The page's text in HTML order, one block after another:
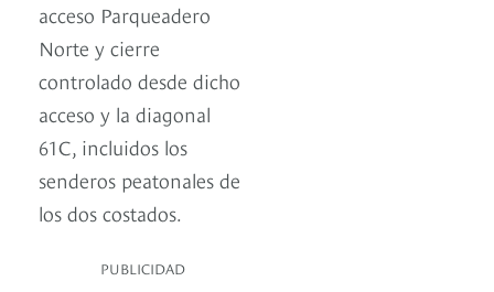
acceso Parqueadero
Norte y cierre
controlado desde dicho
acceso y la diagonal
61C, incluidos los
senderos peatonales de
los dos costados.
PUBLICIDAD